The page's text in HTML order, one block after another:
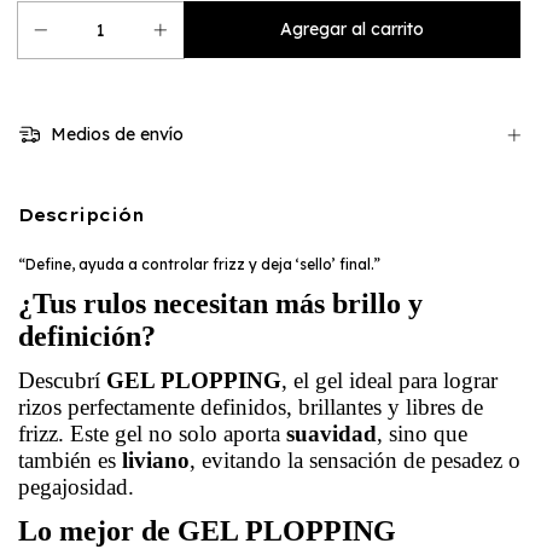
Medios de envío
Descripción
“Define, ayuda a controlar frizz y deja ‘sello’ final.”
¿Tus rulos necesitan más brillo y
definición?
Descubrí GEL PLOPPING, el gel ideal para lograr
rizos perfectamente definidos, brillantes y libres de
frizz. Este gel no solo aporta suavidad, sino que
también es liviano, evitando la sensación de pesadez o
pegajosidad.
Lo mejor de GEL PLOPPING